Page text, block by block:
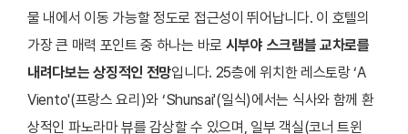
물 내에서 이동 가능할 정도로 접근성이 뛰어납니다. 이 호텔의
가장 큰 매력 포인트 중 하나는 바로 시부야 스크램블 교차로를
내려다보는 상징적인 전망입니다. 25층에 위치한 레스토랑 ‘A
Viento'(프랑스 요리)와 ‘Shunsai'(일식)에서는 식사와 함께 환
상적인 파노라마 뷰를 감상할 수 있으며, 일부 객실(코너 트윈